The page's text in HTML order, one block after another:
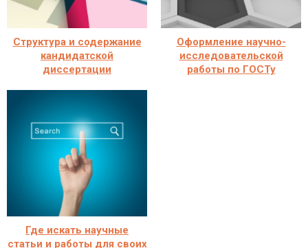
Структура и содержание
кандидатской
диссертации
Оформление научно-
исследовательской
работы по ГОСТу
Где искать научные
статьи и работы для своих